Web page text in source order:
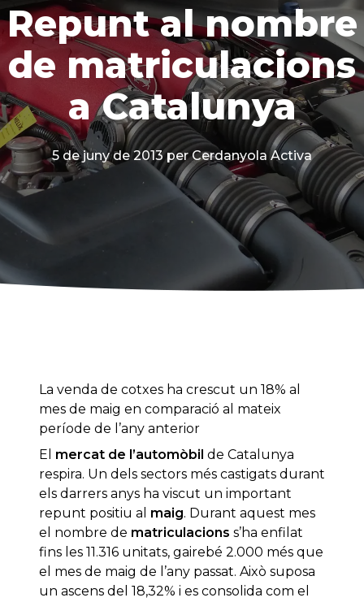
Repunt al nombre
de matriculacions
a Catalunya
5 de juny de 2013 per Cerdanyola Activa
La venda de cotxes ha crescut un 18% al
mes de maig en comparació al mateix
període de l’any anterior
El mercat de l’automòbil de Catalunya
respira. Un dels sectors més castigats durant
els darrers anys ha viscut un important
repunt positiu al maig. Durant aquest mes
el nombre de matriculacions s’ha enfilat
fins les 11.316 unitats, gairebé 2.000 més que
el mes de maig de l’any passat. Això suposa
un ascens del 18,32% i es consolida com el